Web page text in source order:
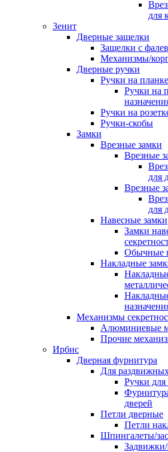
для
Зенит
Дверные защелки
Защелки с
Механизмы/
Дверные ручки
Ручки на планке
Ручки на
Ручки на
Ручки-скобы
Замки
Врезные замки
Врезные
для
Врезные
для
Навесные замки
Замки
Обычные
Накладные
Механизмы
Алюминиевые
Прочие
Ирбис
Дверная фурнитура
Для
Ручки
дверей
Петли дверные
Петли
Шпингалеты/